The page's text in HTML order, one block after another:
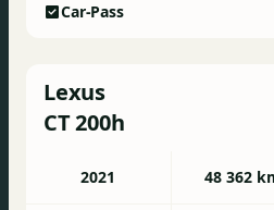
Car-Pass
Lexus
CT 200h
2021 48 362